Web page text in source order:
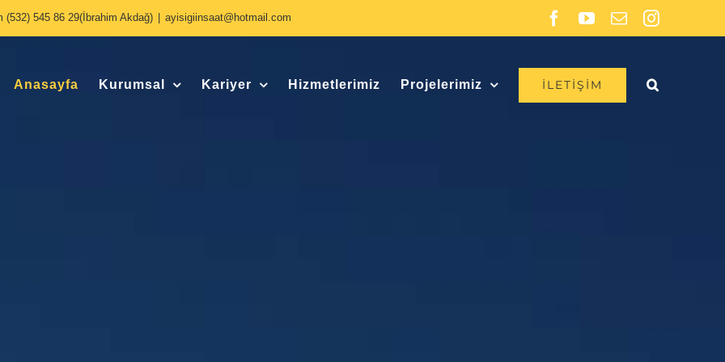
545 86 29(İbrahim Akdağ) ayisigiinsaat@hotmail.com Facebook
YouTube
E-
posta
Instagram
Anasayfa Kurumsal Kariyer Hizmetlerimiz Projelerimiz İLETIŞIM